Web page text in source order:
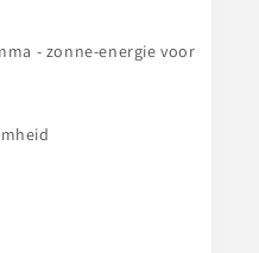
- zonne-energie voor